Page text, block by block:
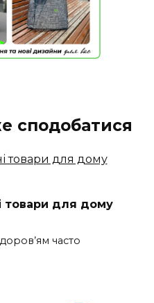
сподобатися
товари для дому
часто